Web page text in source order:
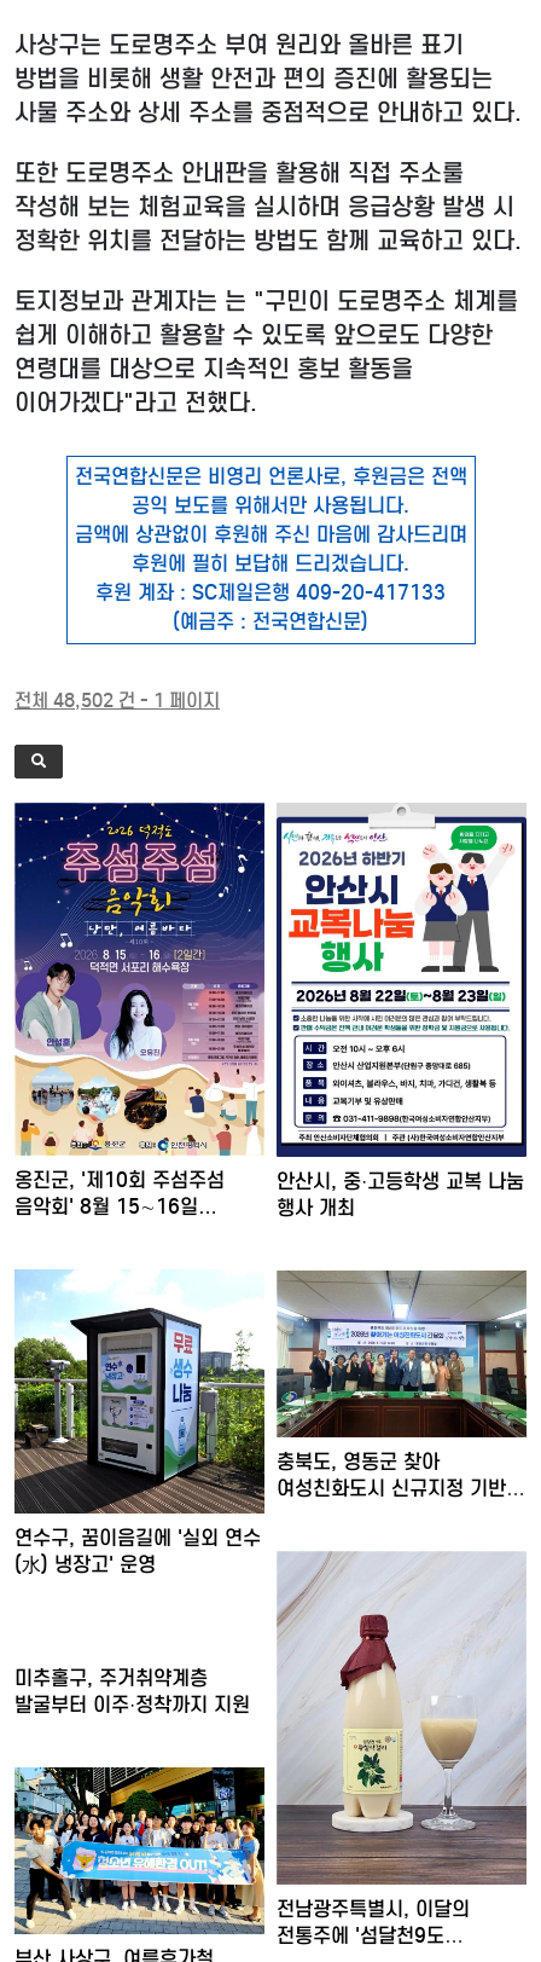
사상구는 도로명주소 부여 원리와 올바른 표기
방법을 비롯해 생활 안전과 편의 증진에 활용되는
사물 주소와 상세 주소를 중점적으로 안내하고 있다.
또한 도로명주소 안내판을 활용해 직접 주소룰
작성해 보는 체험교육을 실시하며 응급상황 발생 시
정확한 위치를 전달하는 방법도 함께 교육하고 있다.
토지정보과 관계자는 는 "구민이 도로명주소 체계를
쉽게 이해하고 활용할 수 있도록 앞으로도 다양한
연령대를 대상으로 지속적인 홍보 활동을
이어가겠다"라고 전했다.
전국연합신문은 비영리 언론사로, 후원금은 전액
공익 보도를 위해서만 사용됩니다.
금액에 상관없이 후원해 주신 마음에 감사드리며
후원에 필히 보답해 드리겠습니다.
후원 계좌 : SC제일은행 409-20-417133
(예금주 : 전국연합신문)
전체 48,502 건 - 1 페이지
옹진군, '제10회 주섬주섬
음악회' 8월 15∼16일…
안산시, 중·고등학생 교복 나눔
행사 개최
연수구, 꿈이음길에 '실외 연수
(水) 냉장고' 운영
충북도, 영동군 찾아
여성친화도시 신규지정 기반
전남광주특별시, 이달의
전통주에 '섬달천9도
미추홀구, 주거취약계층
발굴부터 이주·정착까지 지원